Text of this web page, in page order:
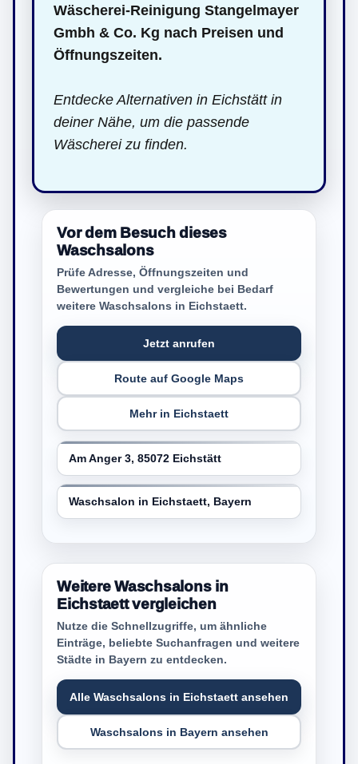
Wäscherei-Reinigung Stangelmayer
Gmbh & Co. Kg nach Preisen und
Öffnungszeiten.
Entdecke Alternativen in Eichstätt in
deiner Nähe, um die passende
Wäscherei zu finden.
Vor dem Besuch dieses
Waschsalons
Prüfe Adresse, Öffnungszeiten und
Bewertungen und vergleiche bei Bedarf
weitere Waschsalons in Eichstaett.
Jetzt anrufen
Route auf Google Maps
Mehr in Eichstaett
Am Anger 3, 85072 Eichstätt
Waschsalon in Eichstaett, Bayern
Weitere Waschsalons in
Eichstaett vergleichen
Nutze die Schnellzugriffe, um ähnliche
Einträge, beliebte Suchanfragen und weitere
Städte in Bayern zu entdecken.
Alle Waschsalons in Eichstaett ansehen
Waschsalons in Bayern ansehen